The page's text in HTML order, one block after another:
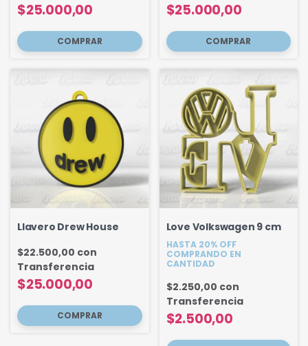
$25.000,00 $25.000,00
Llavero Drew House
$25.000,00
$22.500,00 con
Transferencia
Love Volkswagen 9 cm
HASTA 20% OFF
COMPRANDO EN
CANTIDAD
$2.500,00
$2.250,00 con
Transferencia